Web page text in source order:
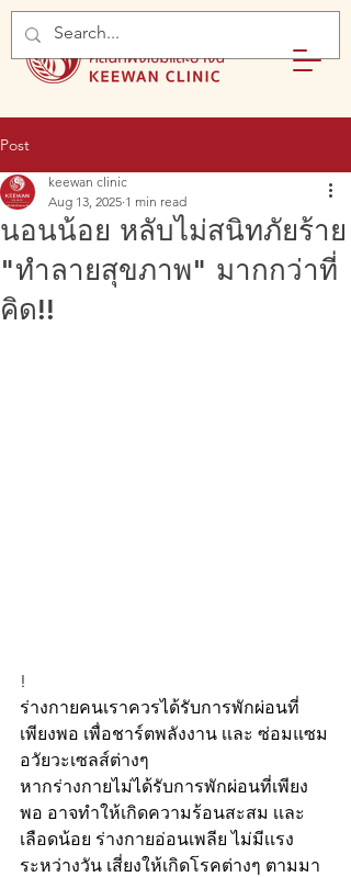
Post
นอนน้อย หลับไม่สนิทภัยร้าย
"ทำลายสุขภาพ" มากกว่าที่
คิด!!
keewan clinic
Aug 13, 2025 1 min read
!
ร่างกายคนเราควรได้รับการพักผ่อนที่
เพียงพอ เพื่อชาร์ตพลังงาน เเละ ซ่อมแซม
อวัยวะเซลส์ต่างๆ
หากร่างกายไม่ได้รับการพักผ่อนที่เพียง
พอ อาจทำให้เกิดความร้อนสะสม เเละ
เลือดน้อย ร่างกายอ่อนเพลีย ไม่มีเเรง
ระหว่างวัน เสี่ยงให้เกิดโรคต่างๆ ตามมา